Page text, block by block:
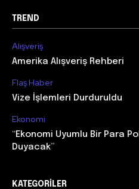
TREND
Alışveriş
Amerika Alışveriş Rehberi
Flaş Haber
Vize İşlemleri Durduruldu
Ekonomi
“Ekonomi Uyumlu Bir Para
Duyacak”
KATEGORILER